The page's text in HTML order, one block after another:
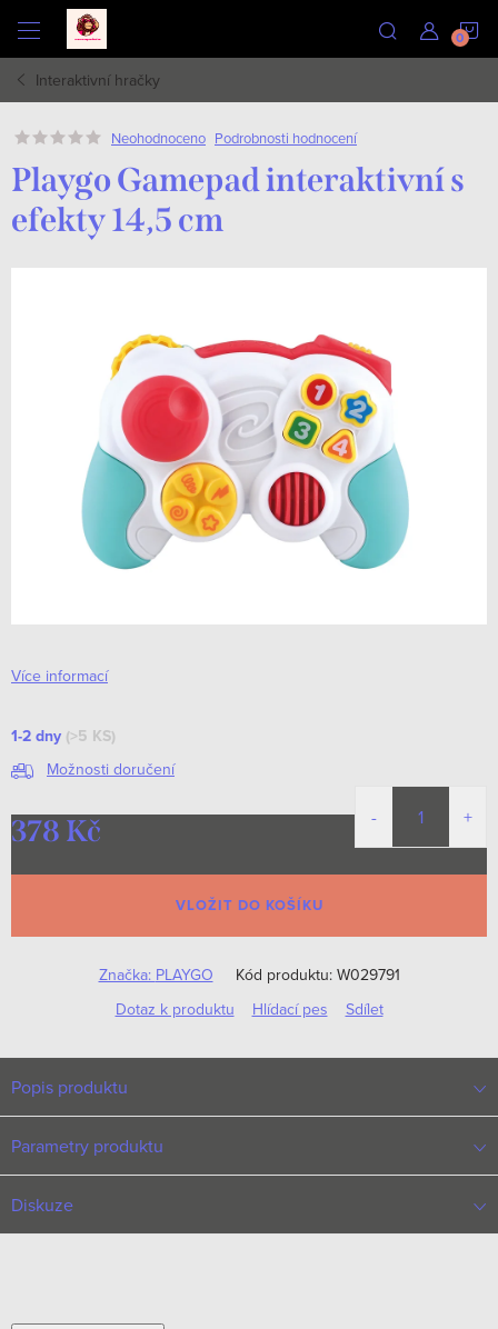
obsah
Interaktivní hračky
Neohodnoceno Podrobnosti hodnocení
Playgo Gamepad interaktivní s
efekty 14,5 cm
Více informací
1-2 dny (>5 KS)
Možnosti doručení
378 Kč
cena:
VLOŽIT DO KOŠÍKU
Značka: PLAYGO Kód produktu: W029791
Dotaz k produktu
Hlídací pes Sdílet
Popis produktu
Parametry produktu
Diskuze